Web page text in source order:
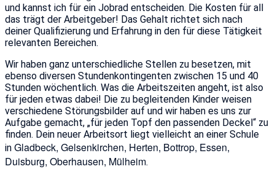
und kannst ich für ein Jobrad entscheiden. Die Kosten für all
das trägt der Arbeitgeber! Das Gehalt richtet sich nach
deiner Qualifizierung und Erfahrung in den für diese Tätigkeit
relevanten Bereichen.
Wir haben ganz unterschiedliche Stellen zu besetzen, mit
ebenso diversen Stundenkontingenten zwischen 15 und 40
Stunden wöchentlich. Was die Arbeitszeiten angeht, ist also
für jeden etwas dabei! Die zu begleitenden Kinder weisen
verschiedene Störungsbilder auf und wir haben es uns zur
Aufgabe gemacht, „für jeden Topf den passenden Deckel“ zu
finden. Dein neuer Arbeitsort liegt vielleicht an einer Schule
in Gladbeck, Gelsenkirchen, Herten, Bottrop, Essen,
Duisburg, Oberhausen, Mülheim.